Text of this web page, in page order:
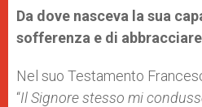
Da dove nasceva la sua
sofferenza e di
Nel suo Testamento
“Il Signore stesso mi